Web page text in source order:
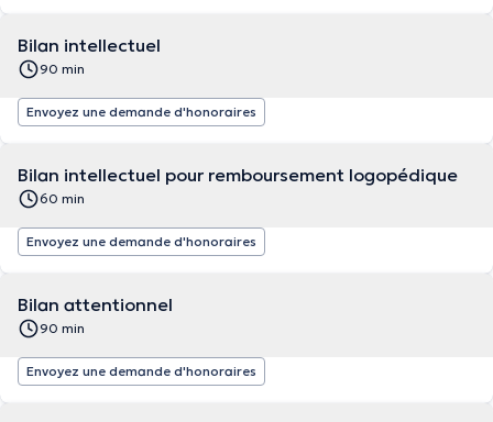
Bilan intellectuel
90 min
Envoyez une demande d'honoraires
Bilan intellectuel pour remboursement logopédique
60 min
Envoyez une demande d'honoraires
Bilan attentionnel
90 min
Envoyez une demande d'honoraires